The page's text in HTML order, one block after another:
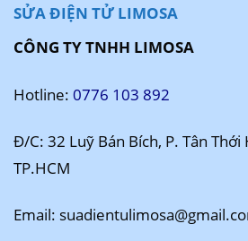
SỬA ĐIỆN TỬ LIMOSA
CÔNG TY TNHH LIMOSA
Hotline: 0776 103 892
Đ/C: 32 Luỹ Bán Bích, P. Tân Thới
TP.HCM
Email: